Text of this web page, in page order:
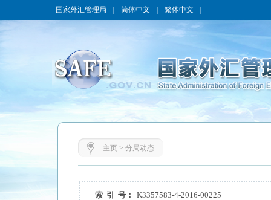
国家外汇管理局 简体中文 繁体中文
主页> 分局动态
索 引 号：
K3357583-4-2016-00225